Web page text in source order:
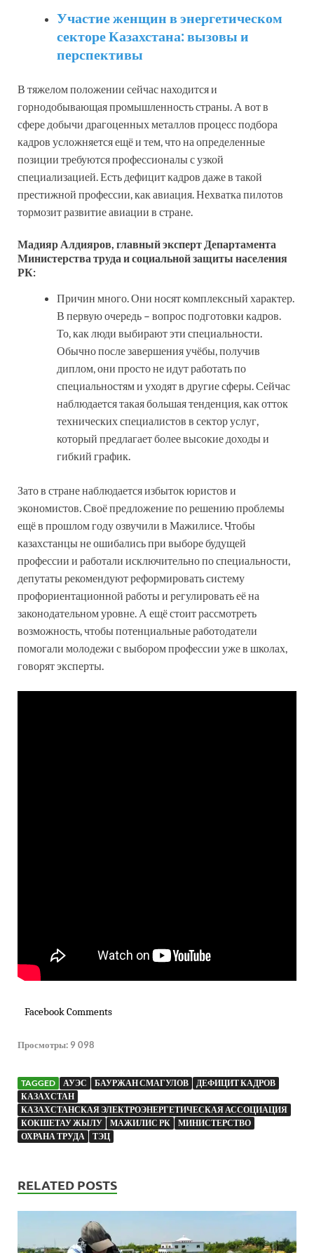
Участие женщин в энергетическом
секторе Казахстана: вызовы и
перспективы
В тяжелом положении сейчас находится и
горнодобывающая промышленность страны. А вот в
сфере добычи драгоценных металлов процесс подбора
кадров усложняется ещё и тем, что на определенные
позиции требуются профессионалы с узкой
специализацией. Есть дефицит кадров даже в такой
престижной профессии, как авиация. Нехватка пилотов
тормозит развитие авиации в стране.
Мадияр Алдияров, главный эксперт Департамента
Министерства труда и социальной защиты населения
РК:
Причин много. Они носят комплексный характер.
В первую очередь – вопрос подготовки кадров.
То, как люди выбирают эти специальности.
Обычно после завершения учёбы, получив
диплом, они просто не идут работать по
специальностям и уходят в другие сферы. Сейчас
наблюдается такая большая тенденция, как отток
технических специалистов в сектор услуг,
который предлагает более высокие доходы и
гибкий график.
Зато в стране наблюдается избыток юристов и
экономистов. Своё предложение по решению проблемы
ещё в прошлом году озвучили в Мажилисе. Чтобы
казахстанцы не ошибались при выборе будущей
профессии и работали исключительно по специальности,
депутаты рекомендуют реформировать систему
профориентационной работы и регулировать её на
законодательном уровне. А ещё стоит рассмотреть
возможность, чтобы потенциальные работодатели
помогали молодежи с выбором профессии уже в школах,
говорят эксперты.
Facebook Comments
Просмотры: 9 098
TAGGED АУЭС БАУРЖАН СМАГУЛОВ
ДЕФИЦИТ КАДРОВ
КАЗАХСТАН
КАЗАХСТАНСКАЯ ЭЛЕКТРОЭНЕРГЕТИЧЕСКАЯ АССОЦИАЦИЯ
КОКШЕТАУ ЖЫЛУ
МАЖИЛИС РК
МИНИСТЕРСТВО
ОХРАНА ТРУДА
ТЭЦ
RELATED POSTS